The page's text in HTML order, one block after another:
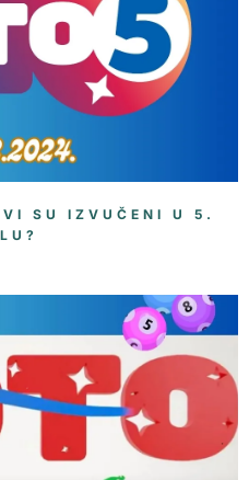
SU IZVUČENI U 5.